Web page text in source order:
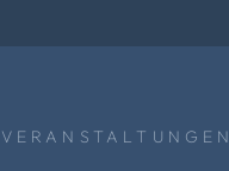
VERANSTALTUNGEN